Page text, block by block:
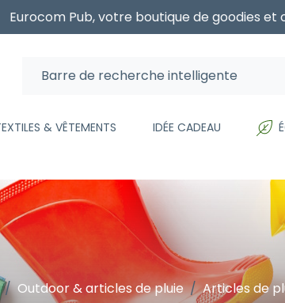
Eurocom Pub, votre boutique de goodies et
& VÊTEMENTS IDÉE CADEAU
Outdoor & articles de pluie Articles de